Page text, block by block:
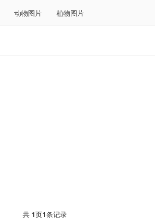
动物图片 植物图片
共 1页1条记录